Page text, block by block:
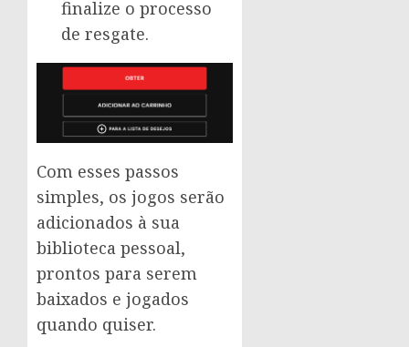
finalize o processo
de resgate.
Com esses passos
simples, os jogos serão
adicionados à sua
biblioteca pessoal,
prontos para serem
baixados e jogados
quando quiser.